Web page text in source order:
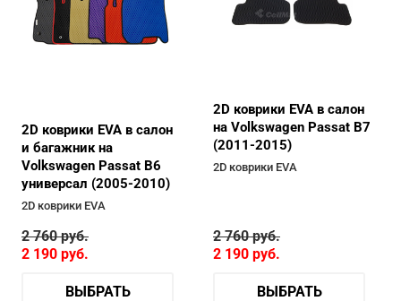
2D коврики EVA в салон
и багажник на
Volkswagen Passat B6
универсал (2005-2010)
2D коврики EVA
2 760руб.
2 190 руб.
ВЫБРАТЬ
2D коврики EVA в салон
на Volkswagen Passat B7
(2011-2015)
2D коврики EVA
2 760руб.
2 190 руб.
ВЫБРАТЬ